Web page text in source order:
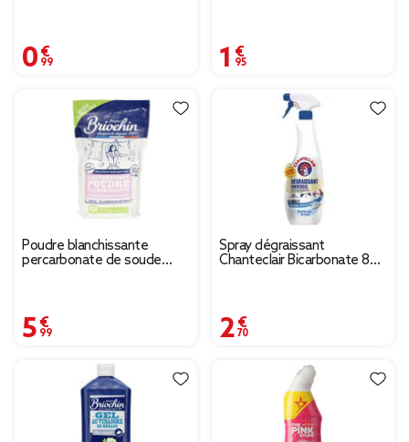
0,99 € 1,95 €
Poudre blanchissante
percarbonate de soude
5,99 €
Spray dégraissant
Chanteclair Bicarbonate 800
2,70 €